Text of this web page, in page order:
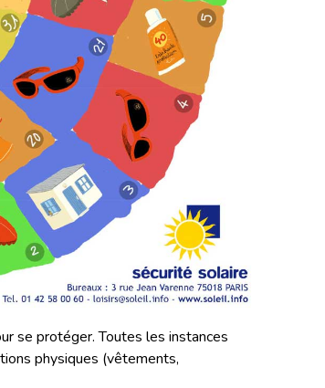
se protéger. Toutes les instances
physiques (vêtements,